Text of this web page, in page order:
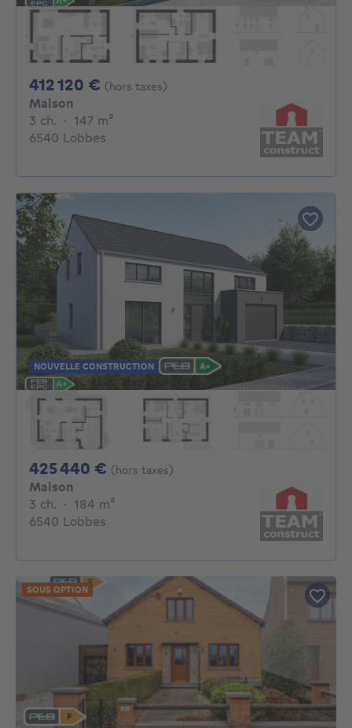
412 120 € 412120€
(hors taxes)
Maison
3 ch. 3 chambres
· 147 m²
6540 Lobbes
NOUVELLE CONSTRUCTION
425 440 € 425440€
(hors taxes)
Maison
3 ch. 3 chambres
· 184 m²
6540 Lobbes
SOUS OPTION